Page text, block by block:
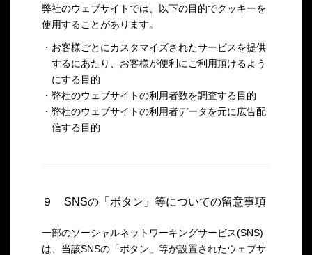
弊社のウェブサイトでは、以下の目的でクッキーを
使用することがあります。
・お客様ごとにカスタマイズされたサービスを提供
するにあたり、お客様が便利にご利用頂けるよう
にする目的
・弊社のウェブサイトの利用者数を調査する目的
・弊社のウェブサイトの利用者データを元に広告配
信する目的
９ SNSの「ボタン」等についての留意事項
一部のソーシャルネットワーキングサービス(SNS)
は、当該SNSの「ボタン」等が設置されたウェブサ